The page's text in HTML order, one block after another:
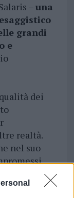
–una
grandi
e
dei
realtà.
nel suo
ma
di